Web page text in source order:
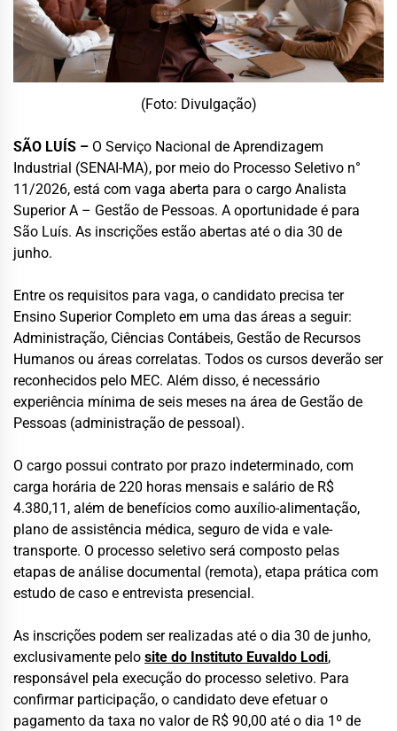
(Foto: Divulgação)
SÃO LUÍS – O Serviço Nacional de Aprendizagem
Industrial (SENAI-MA), por meio do Processo Seletivo n°
11/2026, está com vaga aberta para o cargo Analista
Superior A – Gestão de Pessoas. A oportunidade é para
São Luís. As inscrições estão abertas até o dia 30 de
junho.
Entre os requisitos para vaga, o candidato precisa ter
Ensino Superior Completo em uma das áreas a seguir:
Administração, Ciências Contábeis, Gestão de Recursos
Humanos ou áreas correlatas. Todos os cursos deverão ser
reconhecidos pelo MEC. Além disso, é necessário
experiência mínima de seis meses na área de Gestão de
Pessoas (administração de pessoal).
O cargo possui contrato por prazo indeterminado, com
carga horária de 220 horas mensais e salário de R$
4.380,11, além de benefícios como auxílio-alimentação,
plano de assistência médica, seguro de vida e vale-
transporte. O processo seletivo será composto pelas
etapas de análise documental (remota), etapa prática com
estudo de caso e entrevista presencial.
As inscrições podem ser realizadas até o dia 30 de junho,
exclusivamente pelo site do Instituto Euvaldo Lodi,
responsável pela execução do processo seletivo. Para
confirmar participação, o candidato deve efetuar o
pagamento da taxa no valor de R$ 90,00 até o dia 1º de